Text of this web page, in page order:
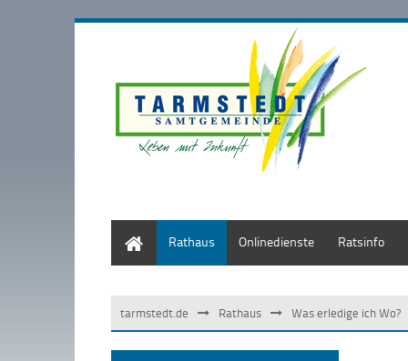
Rathaus Onlinedienste Ratsinfo
tarmstedt.de Rathaus Was erledige ich Wo?